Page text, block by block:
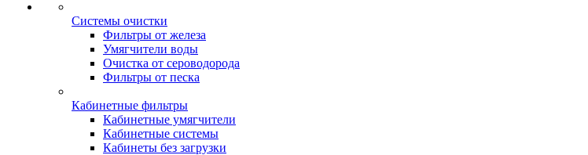
Системы очистки
Фильтры от железа
Умягчители воды
Очистка от сероводорода
Фильтры от песка
Кабинетные фильтры
Кабинетные умягчители
Кабинетные системы
Кабинеты без загрузки